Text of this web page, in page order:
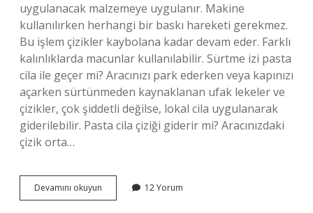
uygulanacak malzemeye uygulanır. Makine
kullanılırken herhangi bir baskı hareketi gerekmez.
Bu işlem çizikler kaybolana kadar devam eder. Farklı
kalınlıklarda macunlar kullanılabilir. Sürtme izi pasta
cila ile geçer mi? Aracınızı park ederken veya kapınızı
açarken sürtünmeden kaynaklanan ufak lekeler ve
çizikler, çok şiddetli değilse, lokal cila uygulanarak
giderilebilir. Pasta cila çiziği giderir mi? Aracınızdaki
çizik orta…
Devamını okuyun
Giderici
12 Yorum